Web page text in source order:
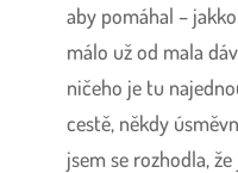
aby pomáhal –
málo už od mala
ničeho je tu
cestě, někdy
jsem se rozhodla,